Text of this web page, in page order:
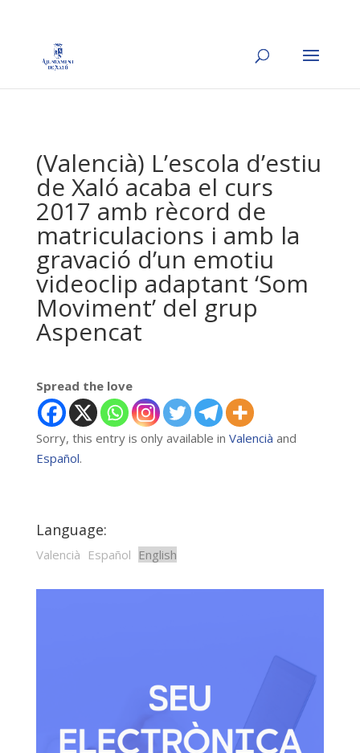
(Valencià) L’escola d’estiu
de Xaló acaba el curs
2017 amb rècord de
matriculacions i amb la
gravació d’un emotiu
videoclip adaptant ‘Som
Moviment’ del grup
Aspencat
Spread the love
Sorry, this entry is only available in Valencià and
Español.
Language:
Valencià Español English